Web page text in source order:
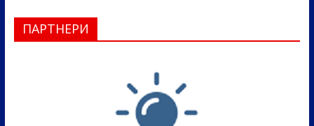
ПАРТНЕРИ